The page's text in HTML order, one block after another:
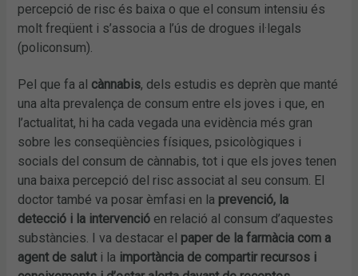
percepció de risc és baixa o que el consum intensiu és
molt freqüent i s’associa a l’ús de drogues il·legals
(policonsum).
Pel que fa al cànnabis, dels estudis es deprèn que manté
una alta prevalença de consum entre els joves i que, en
l’actualitat, hi ha cada vegada una evidència més gran
sobre les conseqüències físiques, psicològiques i
socials del consum de cànnabis, tot i que els joves tenen
una baixa percepció del risc associat al seu consum. El
doctor també va posar èmfasi en la prevenció, la
detecció i la intervenció en relació al consum d’aquestes
substàncies. I va destacar el paper de la farmàcia com a
agent de saluti la importància de compartir recursos i